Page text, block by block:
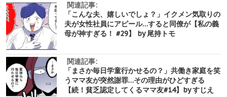
関連記事:
「こんな夫、嬉しいでしょ？」イクメン気取りの
夫が女性社員にアピール…すると同僚が【私の義
母が神すぎる！ #29】 by 尾持トモ
関連記事:
「まさか毎日学童行かせるの？」共働き家庭を笑
うママ友が突然謝罪…その理由がひどすぎる
【続！貧乏認定してくるママ友#14】by すじえ